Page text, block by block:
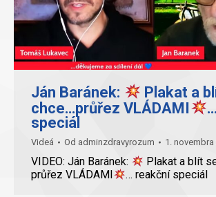
Ján Baránek:
Plakat a
chce…průřez VLÁDAMI
speciál
Videá Od adminzdravyrozum 1. novembra
VIDEO: Ján Baránek:
Plakat a blít
průřez VLÁDAMI
… reakční speciál